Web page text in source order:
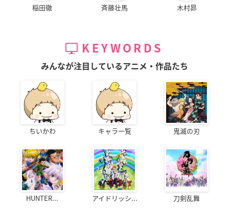
稲田徹 斉藤壮馬 木村昴
KEYWORDS
みんなが注目しているアニメ・作品たち
ちいかわ キャラ一覧 鬼滅の刃
HUNTER... アイドリッシ... 刀剣乱舞